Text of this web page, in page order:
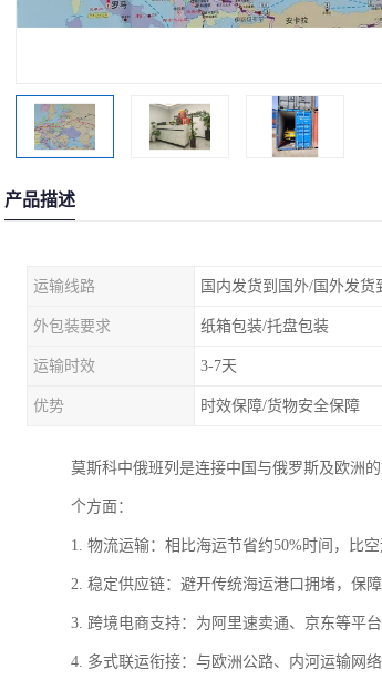
产品描述
运输线路 国内发货到国外/国外发货
外包装要求 纸箱包装/托盘包装
运输时效 3-7天
优势 时效保障/货物安全保障
莫斯科中俄班列是连接中国与俄罗斯及欧洲
个方面：
1. 物流运输：相比海运节省约50%时间，比
2. 稳定供应链：避开传统海运港口拥堵，保
3. 跨境电商支持：为阿里速卖通、京东等平
4. 多式联运衔接：与欧洲公路、内河运输网